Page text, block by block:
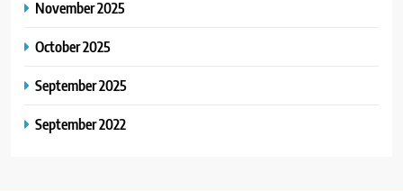
November 2025
October 2025
September 2025
September 2022